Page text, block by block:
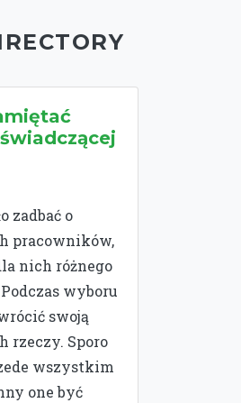
zadbać o
pracowników,
nich różnego
wyboru
swoją
rzeczy. Sporo
wszystkim
one być